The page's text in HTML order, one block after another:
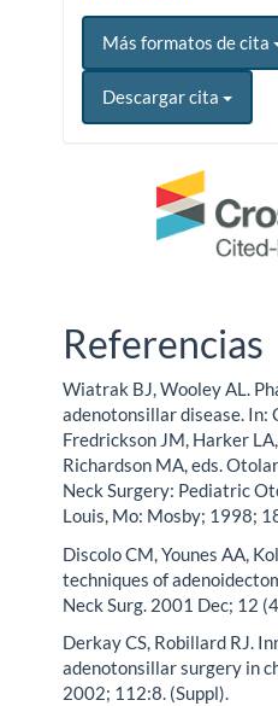
Más formatos de cita
Descargar cita
Referencias
Wiatrak BJ, Wooley AL.
adenotonsillar disease. In:
Fredrickson JM, Harker
Richardson MA, eds.
Neck Surgery: Pediatric
Louis, Mo: Mosby; 1998;
Discolo CM, Younes AA,
techniques of
Neck Surg. 2001 Dec; 12
Derkay CS, Robillard RJ.
adenotonsillar surgery in
2002; 112:8. (Suppl).